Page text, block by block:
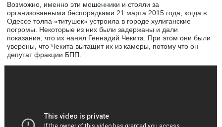
Возможно, именно эти мошенники и стояли за
организованными беспорядками 21 марта 2015 года, когда в
Одессе толпа «титушек» устроила в городе хулиганские
погромы. Некоторые из них были задержаны и дали
показания, что их нанял Геннадий Чекита. При этом они были
уверены, что Чекита вытащит их из камеры, потому что он
депутат фракции БПП.